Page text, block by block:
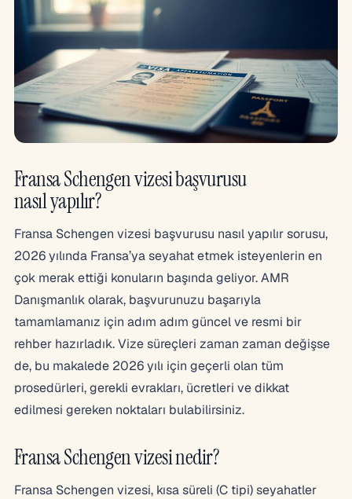
Fransa Schengen vizesi başvurusu
nasıl yapılır?
Fransa Schengen vizesi başvurusu nasıl yapılır sorusu,
2026 yılında Fransa’ya seyahat etmek isteyenlerin en
çok merak ettiği konuların başında geliyor. AMR
Danışmanlık olarak, başvurunuzu başarıyla
tamamlamanız için adım adım güncel ve resmi bir
rehber hazırladık. Vize süreçleri zaman zaman değişse
de, bu makalede 2026 yılı için geçerli olan tüm
prosedürleri, gerekli evrakları, ücretleri ve dikkat
edilmesi gereken noktaları bulabilirsiniz.
Fransa Schengen vizesi nedir?
Fransa Schengen vizesi, kısa süreli (C tipi) seyahatler